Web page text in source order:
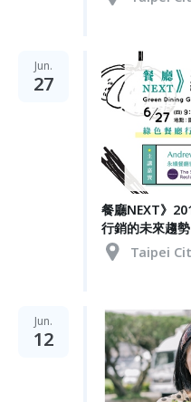
Jun.
27
餐廳NEXT》
行銷的未來趨勢
Taipei
Jun.
12